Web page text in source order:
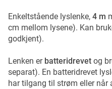
Enkeltstående lyslenke, 4 m
cm mellom lysene). Kan
godkjent).
Lenken er batteridrevet og
separat). En batteridrevet
har tilgang til strøm eller